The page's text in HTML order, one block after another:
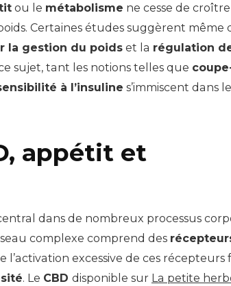
ou le métabolisme ne cesse de
Certaines études suggèrent même
la gestion du poidset la régulation
sujet, tant les notions telles que
à l’insuline s’immiscent dans
appétit et
dans de nombreux processus
complexe comprend des
excessive de ces récepteurs
. Le CBD disponible sur La petite